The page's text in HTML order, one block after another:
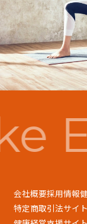
会社概要採用情報
特定商取引法サイ